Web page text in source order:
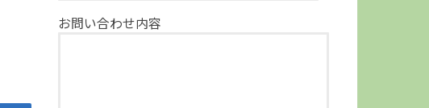
お問い合わせ内容